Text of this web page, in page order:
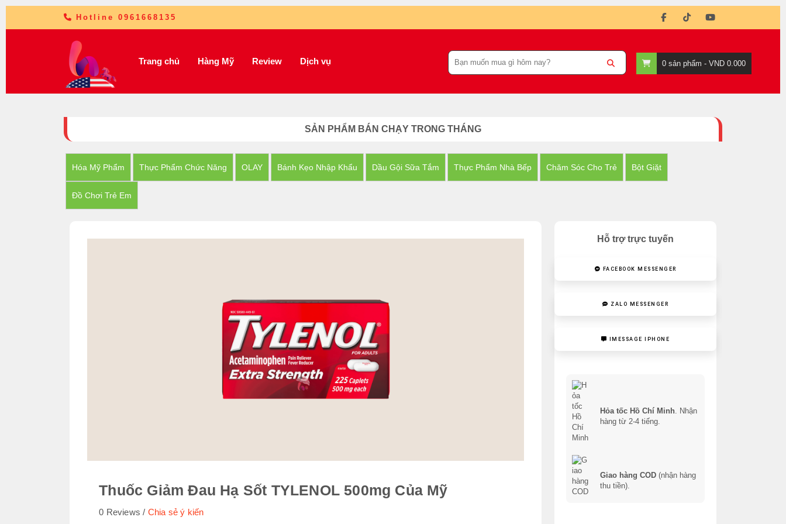
Hotline 0961668135
Trang chủ Hàng Mỹ Review Dịch vụ 0sản phẩm - VND 0.000
SẢN PHẨM BÁN CHẠY TRONG THÁNG
Hóa Mỹ Phẩm Thực Phẩm Chức Năng OLAY Bánh Kẹo Nhập Khẩu Dầu Gội Sữa Tắm Thực Phẩm Nhà Bếp Chăm Sóc Cho Trẻ Bột Giặt
Đồ Chơi Trẻ Em
Hỗ trợ trực tuyến
FACEBOOK MESSENGER
ZALO MESSENGER
IMESSAGE IPHONE
Hỏa tốc Hồ Chí Minh. Nhận
hàng từ 2-4 tiếng.
Giao hàng COD (nhận hàng
thu tiền).
Thuốc Giảm Đau Hạ Sốt TYLENOL 500mg Của Mỹ
0 Reviews Chia sẻ ý kiến